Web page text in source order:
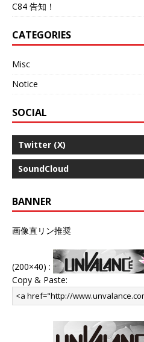
C84 告知！
CATEGORIES
Misc
Notice
SOCIAL
Twitter (X)
SoundCloud
BANNER
画像直リン推奨
(200×40) :
Copy & Paste: